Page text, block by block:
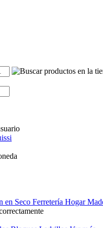
en Seco Ferretería Hogar